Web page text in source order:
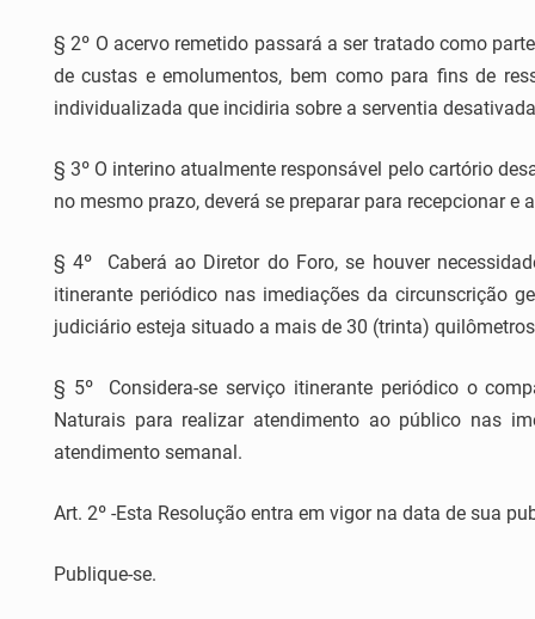
§ 2º O acervo remetido passará a ser tratado como
de custas e emolumentos, bem como para fins de
individualizada que incidiria sobre a serventia
§ 3º O interino atualmente responsável pelo cartório
no mesmo prazo, deverá se preparar para recepcionar
§ 4º Caberá ao Diretor do Foro, se houver
itinerante periódico nas imediações da circunscrição
judiciário esteja situado a mais de 30 (trinta)
§ 5º Considera-se serviço itinerante periódico o
Naturais para realizar atendimento ao público nas
atendimento semanal.
Art. 2º -Esta Resolução entra em vigor na data de sua
Publique-se.